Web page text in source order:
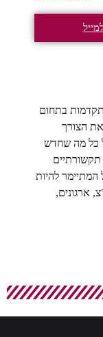
בתחום
את הצורך
כל מה שחדש
להיות
ארגונים,